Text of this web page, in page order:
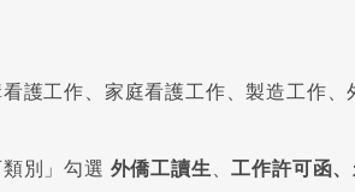
護工作、家庭看護工作、製造工作、
別」勾選 外僑工讀生 、工作許可函、